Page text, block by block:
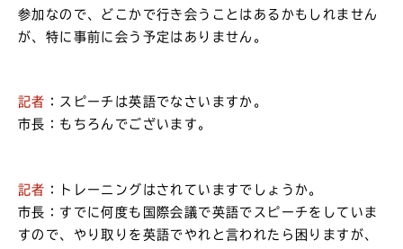
参加なので、どこかで行き会うことはあるかもしれません
が、特に事前に会う予定はありません。
記者 ：スピーチは英語でなさいますか。
市長：もちろんでございます。
記者 ：トレーニングはされていますでしょうか。
市長：すでに何度も国際会議で英語でスピーチをしていま
すので、やり取りを英語でやれと言われたら困りますが、